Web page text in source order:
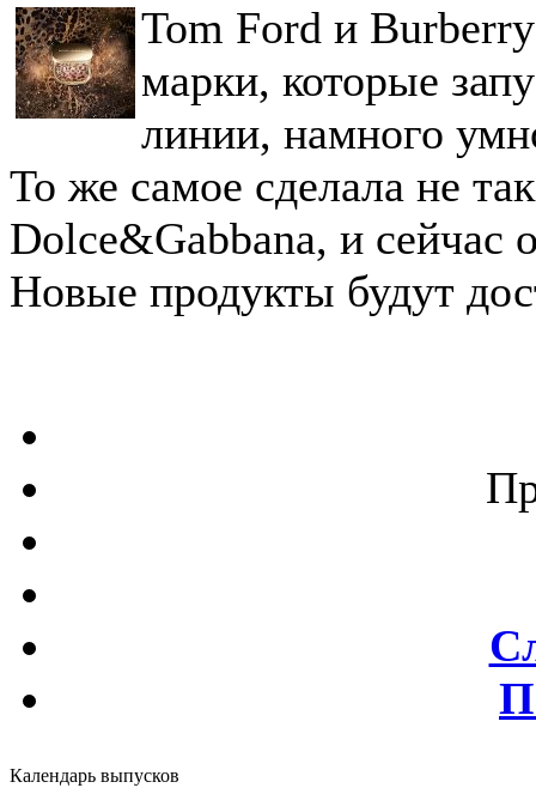
Tom Ford и
марки, которые
линии, намного
То же самое сделала не
Dolce&Gabbana, и сейчас
Новые продукты будут
Календарь выпусков